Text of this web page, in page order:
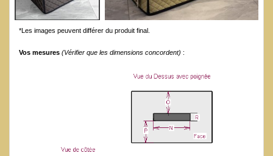
*Les images peuvent différer du produit final.
Vos mesures (Vérifier que les dimensions concordent) :